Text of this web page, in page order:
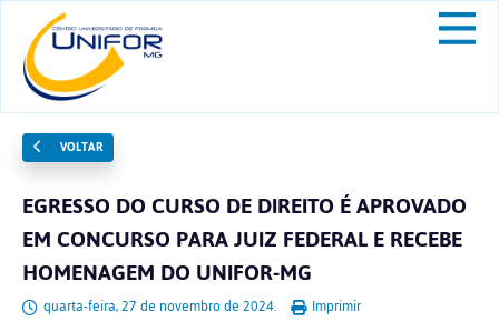
VOLTAR
EGRESSO DO CURSO DE DIREITO É APROVADO
EM CONCURSO PARA JUIZ FEDERAL E RECEBE
HOMENAGEM DO UNIFOR-MG
quarta-feira, 27 de novembro de 2024. Imprimir